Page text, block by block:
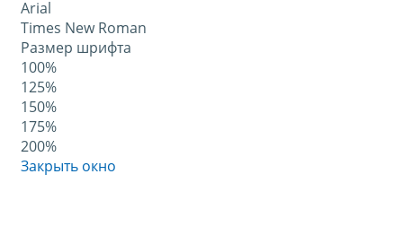
Arial
Times New Roman
Размер шрифта
100%
125%
150%
175%
200%
Закрыть окно